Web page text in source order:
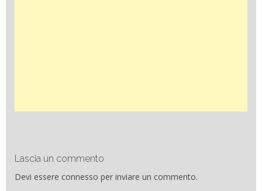
Lascia un commento
Devi essere connesso per inviare un commento.